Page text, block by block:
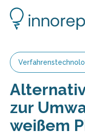
zur
weißem